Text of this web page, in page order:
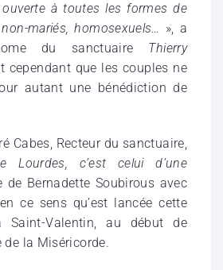
ouverte à toutes les formes de
mariés, homosexuels… », a
du sanctuaire Thierry
cependant que les couples ne
autant une bénédiction de
Cabes, Recteur du sanctuaire,
Lourdes, c’est celui d’une
de Bernadette Soubirous avec
ce sens qu’est lancée cette
Saint-Valentin, au début de
de la Miséricorde.